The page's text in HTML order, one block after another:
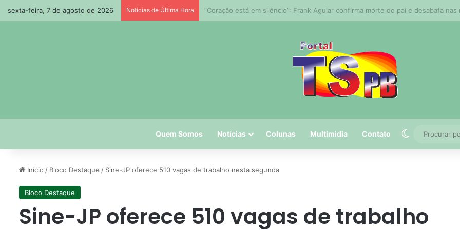
sexta-feira, 7 de agosto de 2026 Notícias de Última Hora Paraíba tem 5º maior crescimento do país no Ideb do ensino médio na rede
Quem Somos Notícias Colunas Multimidia Contato Switch skin
Início / Bloco Destaque / Sine-JP oferece 510 vagas de trabalho nesta segunda
Bloco Destaque
Sine-JP oferece 510 vagas de trabalho